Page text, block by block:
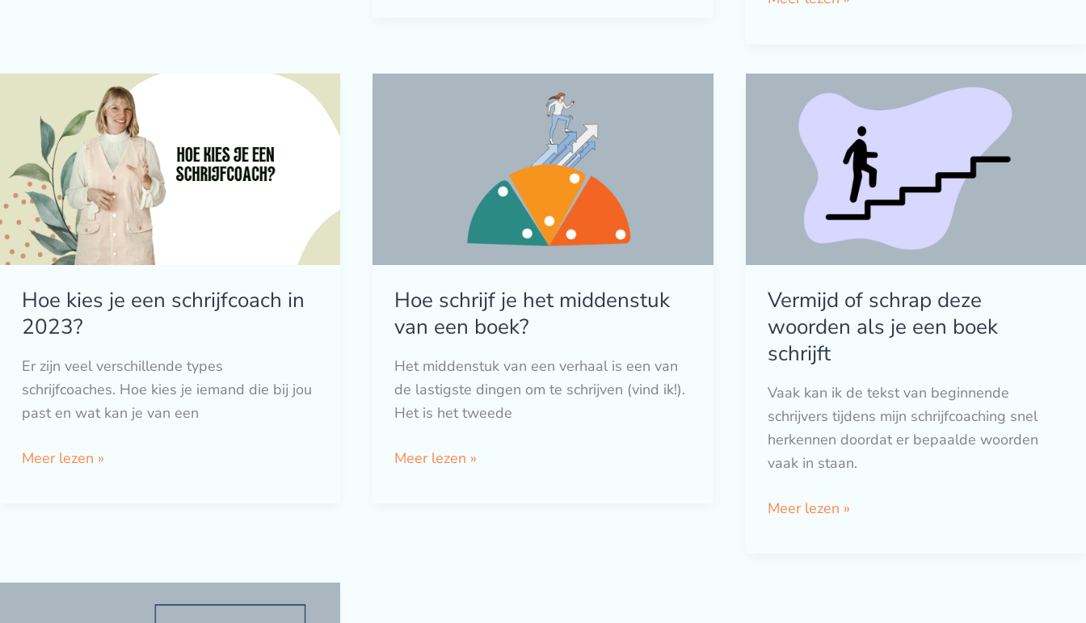
Hoe kies je een schrijfcoach in
2023?
Er zijn veel verschillende types
schrijfcoaches. Hoe kies je iemand die bij jou
past en wat kan je van een
een
schrijfcoach
in
2023?
Meer lezen »
Hoe schrijf je het middenstuk
van een boek?
Het middenstuk van een verhaal is een van
de lastigste dingen om te schrijven (vind ik!).
Het is het tweede
Meer lezen »
Vermijd of schrap deze
woorden als je een boek
schrijft
Vaak kan ik de tekst van beginnende
schrijvers tijdens mijn schrijfcoaching snel
herkennen doordat er bepaalde woorden
vaak in staan.
schrap
woorden
boek
schrijft
Meer lezen »